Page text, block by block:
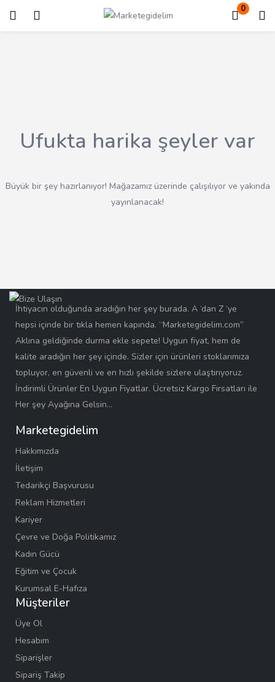
0
Giriş Kayıt ol
Ufukta harika şeyler var
Büyük bir şey hazırlanıyor! Mağazamız üzerinde çalışılıyor ve yakında
yayınlanacak!
İhtiyacın olduğunda aradığın her şey burada. A ‘dan Z ‘ye
hepsi içinde bir tıkla hemen kapında. “Marketegidelim.com”
Aklına geldiğinde durma ekle sepete! Uygun fiyat, hem de
kalite aradığın her şey içinde. Sizler için ürünleri stoklarımıza
topluyor, en güvenli ve en hızlı şekilde sizlere ulaştırıyoruz.
İndirimli Ürünler En Uygun Fiyatlar. Ücretsiz Kargo Fırsatları ile
Her şey Ayağına Gelsin…
Marketegidelim
Hakkımızda
İletişim
Tedarikçi Başvurusu
Reklam Hizmetleri
Kariyer
Çevre ve Doğa Politikamız
Kadın Gücü
Eğitim ve Çocuk
Kurumsal E-Hafıza
Müşteriler
Üye Ol
Hesabım
Siparişler
Sipariş Takip